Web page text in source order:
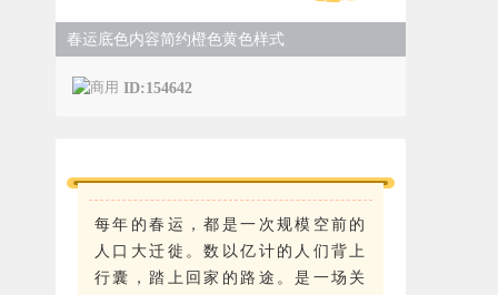
春运底色内容简约橙色黄色样式
ID:154642
每年的春运，都是一次规模空前的
人口大迁徙。数以亿计的人们背上
行囊，踏上回家的路途。是一场关